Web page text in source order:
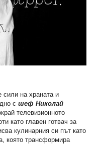
сили на храната и
с шеф Николай
телевизионното
като главен готвач за
кулинарния си път като
която трансформира